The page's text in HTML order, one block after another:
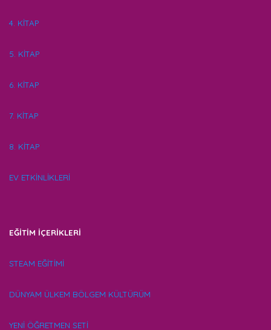
4. KİTAP
5. KİTAP
6. KİTAP
7. KİTAP
8. KİTAP
EV ETKİNLİKLERİ
EĞİTİM İÇERİKLERİ
STEAM EĞİTİMİ
DÜNYAM ÜLKEM BÖLGEM KÜLTÜRÜM
YENİ ÖĞRETMEN SETİ